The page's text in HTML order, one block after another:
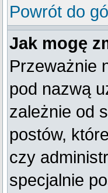
Powrót do
Jak mogę
Przeważnie
pod nazwą
zależnie od
postów,
czy
specjalnie